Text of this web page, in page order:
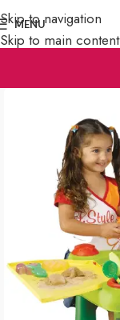
Skip to navigation
Skip to main content
MENU